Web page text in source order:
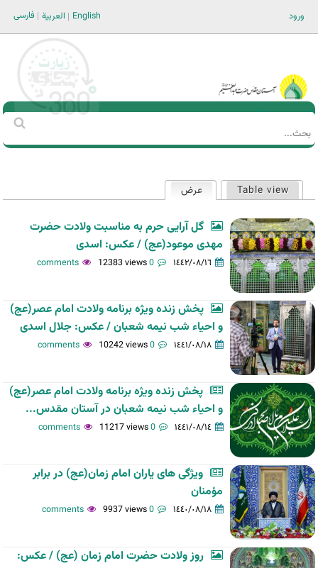
ورود فارسی العربية English
Main men-AR
استمارة
‏
الأساسية
Table view عرض
گل آرایی حرم به مناسبت ولادت حضرت
مهدی موعود(عج) / عکس: اسدی
١٤٤٢/٠٨/١٦ 0 comments
12383 views
پخش زنده ویژه برنامه ولادت امام عصر(عج)
و احیاء شب نیمه شعبان / عکس: جلال اسدی
١٤٤١/٠٨/١٨ 0 comments
10242 views
پخش زنده ویژه برنامه ولادت امام عصر(عج)
و احیاء شب نیمه شعبان در آستان مقدس...
١٤٤١/٠٨/١٤ 0 comments
11217 views
ویژگی های یاران امام زمان(عج) در برابر
مؤمنان
١٤٤٠/٠٨/١٨ 0 comments
9937 views
روز ولادت حضرت امام زمان (عج) / عکس: